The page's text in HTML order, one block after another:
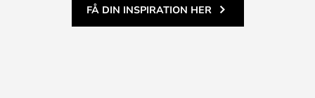
FÅ DIN INSPIRATION HER